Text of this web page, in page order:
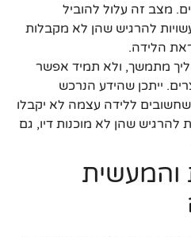
מצב זה עלול להוביל
להרגיש שהן לא מקבלות
הלידה.
מתמשך, ולא תמיד אפשר
ייתכן שהידע הנרכש
ללידה עצמה לא יקבלו
להרגיש שהן לא מוכנות דיו, גם
והמעשית